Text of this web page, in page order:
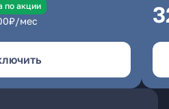
по акции
₽/мес